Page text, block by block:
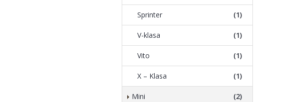
Sprinter (1)
V-klasa (1)
Vito (1)
X – Klasa (1)
Mini (2)